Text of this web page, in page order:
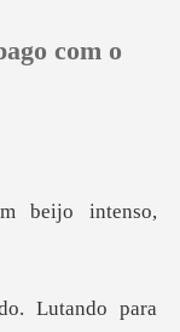
com o
beijo intenso,
Lutando para